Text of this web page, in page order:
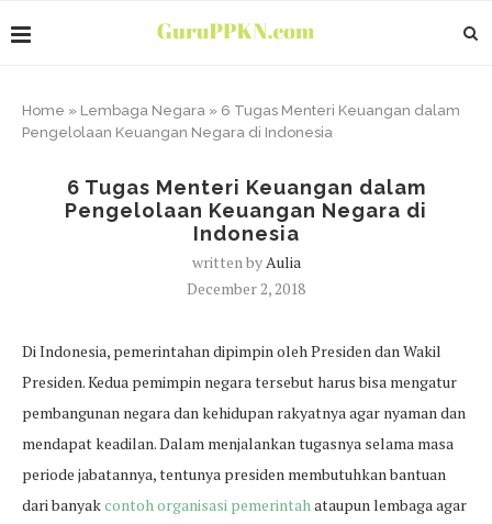
Home » Lembaga Negara » 6 Tugas Menteri Keuangan dalam
Pengelolaan Keuangan Negara di Indonesia
6 Tugas Menteri Keuangan dalam
Pengelolaan Keuangan Negara di
Indonesia
written byAulia
December 2, 2018
Di Indonesia, pemerintahan dipimpin oleh Presiden dan Wakil
Presiden. Kedua pemimpin negara tersebut harus bisa mengatur
pembangunan negara dan kehidupan rakyatnya agar nyaman dan
mendapat keadilan. Dalam menjalankan tugasnya selama masa
periode jabatannya, tentunya presiden membutuhkan bantuan
dari banyakcontoh organisasi pemerintahataupun lembaga agar